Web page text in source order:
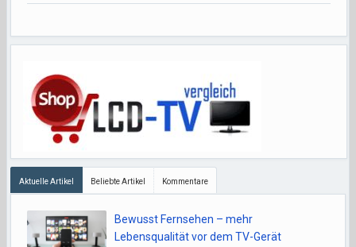
Aktuelle Artikel Beliebte Artikel Kommentare
Bewusst Fernsehen – mehr
Lebensqualität vor dem TV-Gerät